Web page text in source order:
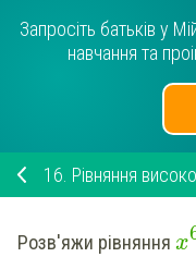
Запросіть батьків у
навчання та
16. Рівняння
Розв'яжи рівняння x